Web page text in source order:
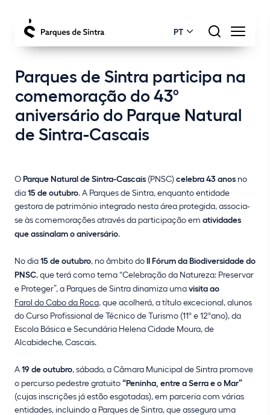
PT
Parques de Sintra participa na
comemoração do 43º
aniversário do Parque Natural
de Sintra-Cascais
OParque Natural de Sintra-Cascais (PNSC)celebra 43 anos no
dia15 de outubro. A Parques de Sintra, enquanto entidade
gestora de património integrado nesta área protegida, associa-
se às comemorações através da participação em atividades
que assinalam o aniversário.
No dia15 de outubro, no âmbito doII Fórum da Biodiversidade do
PNSC, que terá como tema “Celebração da Natureza: Preservar
e Proteger”, a Parques de Sintra dinamiza umavisita ao
Farol do Cabo da Roca, que acolherá, a título excecional, alunos
do Curso Profissional de Técnico de Turismo (11º e 12ºano), da
Escola Básica e Secundária Helena Cidade Moura, de
Alcabideche, Cascais.
A19 de outubro, sábado, a Câmara Municipal de Sintra promove
o percurso pedestre gratuito“Peninha, entre a Serra e o Mar”
(cujas inscrições já estão esgotadas), em parceria com várias
entidades, incluindo a Parques de Sintra, que assegura uma